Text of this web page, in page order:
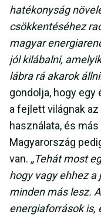
hatékonyság
csökkentéséhez
magyar
jól kilábalni,
lábra rá akarok
gondolja, hogy
a fejlett világnak
használata, és
Magyarország
van. „Tehát most
hogy vagy ehhez
minden más lesz.
energiaforrások is,